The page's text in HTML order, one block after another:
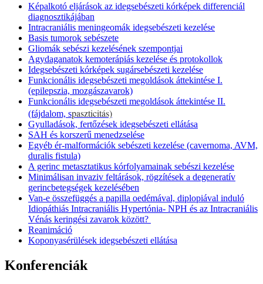
Képalkotó eljárások az idegsebészeti kórképek differenciál
diagnosztikájában
Intracraniális meningeomák idegsebészeti kezelése
Basis tumorok sebészete
Gliomák sebészi kezelésének szempontjai
Agydaganatok kemoterápiás kezelése és protokollok
Idegsebészeti kórképek sugársebészeti kezelése
Funkcionális idegsebészeti megoldások áttekintése I.
(epilepszia, mozgászavarok)
Funkcionális idegsebészeti megoldások áttekintése II.
(fájdalom, spaszticitás)
Gyulladások, fertőzések idegsebészeti ellátása
SAH és korszerű menedzselése
Egyéb ér-malformációk sebészeti kezelése (cavernoma, AVM,
duralis fistula)
A gerinc metasztatikus kórfolyamainak sebészi kezelése
Minimálisan invaziv feltárások, rögzítések a degeneratív
gerincbetegségek kezelésében
Van-e összefüggés a papilla oedémával, diplopiával induló
Idiopáthiás Intracraniális Hypertónia- NPH és az Intracraniális
Vénás keringési zavarok között?
Reanimáció
Koponyasérülések idegsebészeti ellátása
Konferenciák